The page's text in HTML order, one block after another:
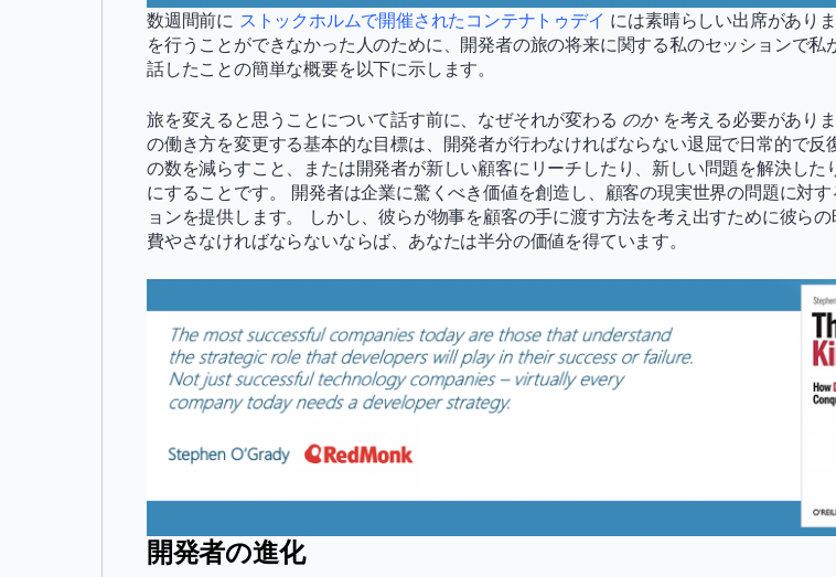
数週間前に ストックホルムで開催されたコンテナトゥデイ には素晴らしい出席があり
を行うことができなかった人のために、開発者の旅の将来に関する私のセッションで私
話したことの簡単な概要を以下に示します。
旅を変えると思うことについて話す前に、なぜそれが変わる のかを考える必要があり
の働き方を変更する基本的な目標は、開発者が行わなければならない退屈で日常的で反
の数を減らすこと、または開発者が新しい顧客にリーチしたり、新しい問題を解決した
にすることです。 開発者は企業に驚くべき価値を創造し、顧客の現実世界の問題に対
ョンを提供します。 しかし、彼らが物事を顧客の手に渡す方法を考え出すために彼ら
費やさなければならないならば、あなたは半分の価値を得ています。
開発者の進化